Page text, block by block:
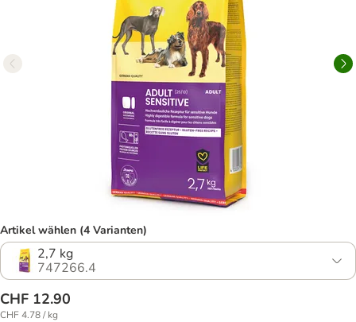
Artikel wählen (4 Varianten)
2,7 kg
747266.4
CHF 12.90
CHF 4.78 / kg